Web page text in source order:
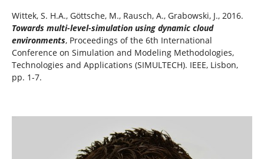
Wittek, S. H.A., Göttsche, M., Rausch, A., Grabowski, J., 2016.
Towards multi-level-simulation using dynamic cloud
environments, Proceedings of the 6th International
Conference on Simulation and Modeling Methodologies,
Technologies and Applications (SIMULTECH). IEEE, Lisbon,
pp. 1-7.